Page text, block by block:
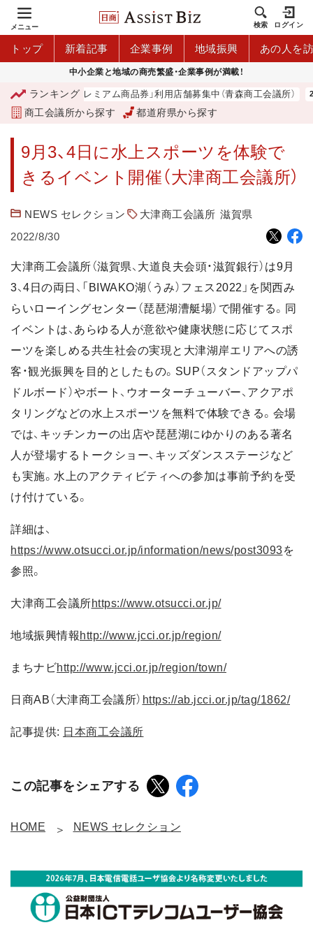
メニュー 検索 ログイン
トップ 新着記事 企業事例 地域振興 あの人を
中小企業と地域の商売繁盛・企業事例が満載！
ランキング
「青森市プレミアム商品券」利用店舗募集中（青森商工会議所）
商工会議所から探す 都道府県から探す
9月3、4日に水上スポーツを体験で
きるイベント開催（大津商工会議所）
NEWS セレクション 大津商工会議所 滋賀県
2022/8/30
大津商工会議所（滋賀県、大道良夫会頭・滋賀銀行）は9月
3、4日の両日、「BIWAKO湖（うみ）フェス2022」を関西み
らいローイングセンター（琵琶湖漕艇場）で開催する。同
イベントは、あらゆる人が意欲や健康状態に応じてスポ
ーツを楽しめる共生社会の実現と大津湖岸エリアへの誘
客・観光振興を目的としたもの。SUP（スタンドアップパ
ドルボード）やボート、ウオーターチューバー、アクアポ
タリングなどの水上スポーツを無料で体験できる。会場
では、キッチンカーの出店や琵琶湖にゆかりのある著名
人が登場するトークショー、キッズダンスステージなど
も実施。水上のアクティビティへの参加は事前予約を受
け付けている。
詳細は、
https://www.otsucci.or.jp/information/news/post3093を
参照。
大津商工会議所https://www.otsucci.or.jp/
地域振興情報 http://www.jcci.or.jp/region/
まちナビhttp://www.jcci.or.jp/region/town/
日商AB（大津商工会議所） https://ab.jcci.or.jp/tag/1862/
記事提供: 日本商工会議所
この記事をシェアする
HOME NEWS セレクション